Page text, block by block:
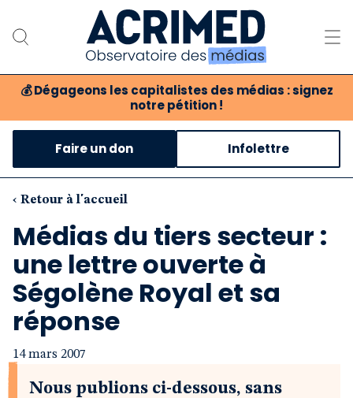
💰 Dégageons les capitalistes des médias : signez
notre pétition !
Notre association
Notre critique des médias
Nos propositions
Notre revue
Boutique
Faire un don Infolettre
‹ Retour à l'accueil
Médias du tiers secteur :
une lettre ouverte à
Ségolène Royal et sa
réponse
14 mars 2007
Nous publions ci-dessous, sans